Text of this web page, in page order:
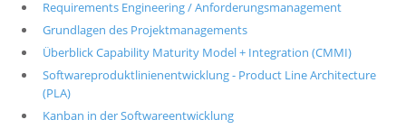
Requirements Engineering / Anforderungsmanagement
Grundlagen des Projektmanagements
Überblick Capability Maturity Model + Integration (CMMI)
Softwareproduktlinienentwicklung - Product Line Architecture
(PLA)
Kanban in der Softwareentwicklung